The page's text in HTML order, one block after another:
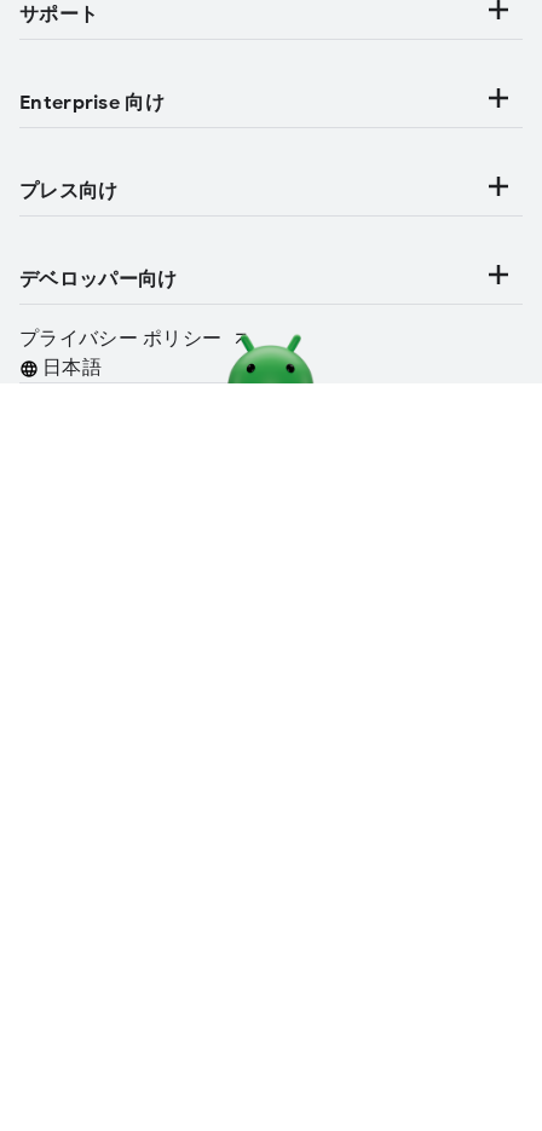
サポート
Enterprise 向け
プレス向け
デベロッパー向け
プライバシー ポリシー
言語